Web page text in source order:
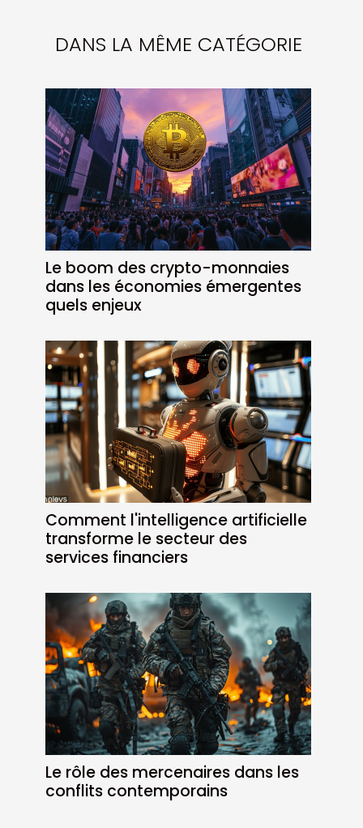
DANS LA MÊME CATÉGORIE
Le boom des crypto-monnaies
dans les économies émergentes
quels enjeux
Comment l'intelligence artificielle
transforme le secteur des
services financiers
Le rôle des mercenaires dans les
conflits contemporains